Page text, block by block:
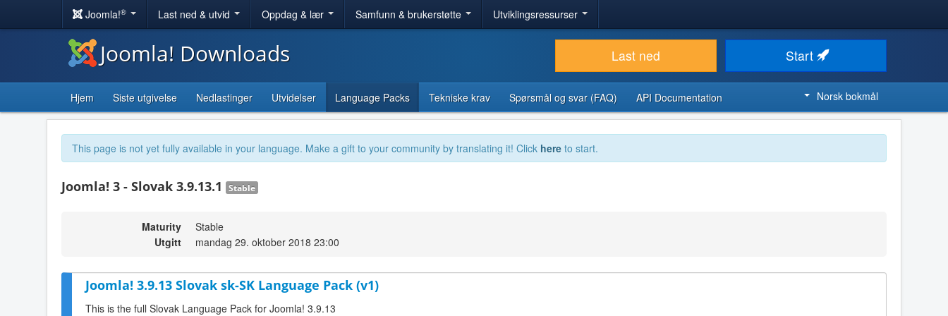
Joomla!® Last ned & utvid Oppdag & lær Samfunn & brukerstøtte Utviklingsressurser
Joomla! Downloads Last ned Start
Hjem Siste utgivelse Nedlastinger Utvidelser Language Packs Tekniske krav Spørsmål og svar (FAQ) API Documentation Norsk bokmål
This page is not yet fully available in your language. Make a gift to your community by translating it! Click here to start.
Joomla! 3 - Slovak 3.9.13.1 Stable
Maturity
Stable
Utgitt
mandag 29. oktober 2018 23:00
Joomla! 3.9.13 Slovak sk-SK Language Pack (v1)
This is the full Slovak Language Pack for Joomla! 3.9.13